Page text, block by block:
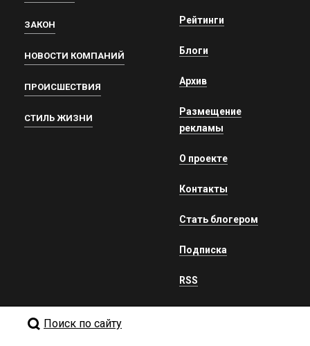
ЗАКОН
НОВОСТИ КОМПАНИЙ
ПРОИСШЕСТВИЯ
СТИЛЬ ЖИЗНИ
Рейтинги
Блоги
Архив
Размещение
рекламы
О проекте
Контакты
Стать блогером
Подписка
RSS
Поиск по сайту